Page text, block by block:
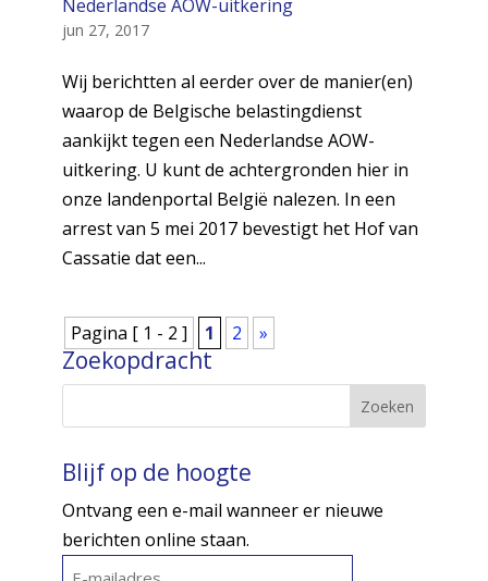
Nederlandse AOW-uitkering
jun 27, 2017
Wij berichtten al eerder over de manier(en)
waarop de Belgische belastingdienst
aankijkt tegen een Nederlandse AOW-
uitkering. U kunt de achtergronden hier in
onze landenportal België nalezen. In een
arrest van 5 mei 2017 bevestigt het Hof van
Cassatie dat een...
Pagina [ 1 - 2 ] 1 2 »
Zoekopdracht
Blijf op de hoogte
Ontvang een e-mail wanneer er nieuwe
berichten online staan.
E-